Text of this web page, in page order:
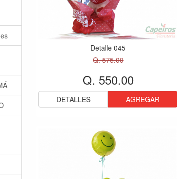
Detalle 045
Q. 575.00
Q. 550.00
DETALLES AGREGAR